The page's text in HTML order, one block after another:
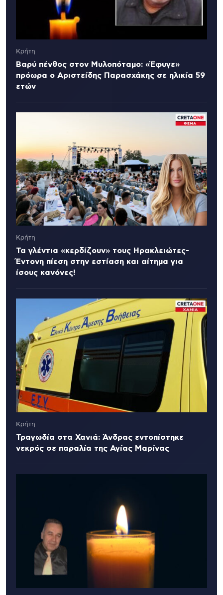
Κρήτη
Βαρύ πένθος στον Μυλοπόταμο: «Έφυγε»
πρόωρα ο Αριστείδης Παρασχάκης σε ηλικία 59
ετών
Κρήτη
Τα γλέντια «κερδίζουν» τους Ηρακλειώτες-
Έντονη πίεση στην εστίαση και αίτημα για
ίσους κανόνες!
Κρήτη
Τραγωδία στα Χανιά: Άνδρας εντοπίστηκε
νεκρός σε παραλία της Αγίας Μαρίνας